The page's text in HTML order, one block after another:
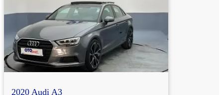
2020 Audi A3